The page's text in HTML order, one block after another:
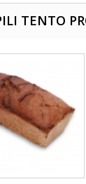
TENTO